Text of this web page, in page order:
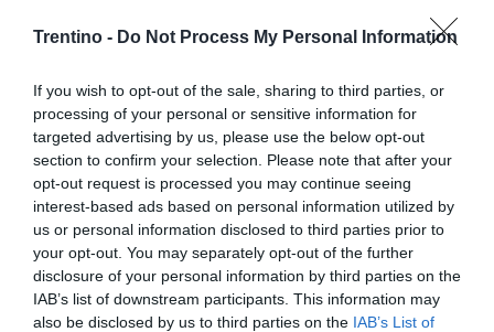
Trentino - Do Not Process My Personal Information
If you wish to opt-out of the sale, sharing to third parties, or
processing of your personal or sensitive information for
targeted advertising by us, please use the below opt-out
section to confirm your selection. Please note that after your
opt-out request is processed you may continue seeing
interest-based ads based on personal information utilized by
us or personal information disclosed to third parties prior to
your opt-out. You may separately opt-out of the further
disclosure of your personal information by third parties on the
IAB’s list of downstream participants. This information may
also be disclosed by us to third parties on the IAB’s List of
ITALIA
Delmastro, protesta del M5s in Aula:
"Aprite la cassaforte, fuori le chat"